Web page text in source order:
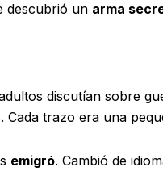
descubrió un arma
discutían sobre
Cada trazo era una
emigró. Cambió de